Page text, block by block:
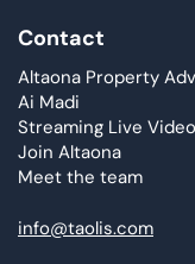
Contact
Altaona Property
Ai Madi
Streaming Live
Join Altaona
Meet the team
info@taolis.com